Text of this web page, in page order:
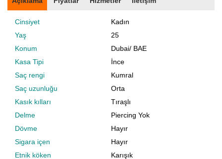
Cinsiyet
Kadın
Yaş
25
Konum
Dubai/ BAE
Kasa Tipi
İnce
Saç rengi
Kumral
Saç uzunluğu
Orta
Kasık kılları
Tıraşlı
Delme
Piercing Yok
Dövme
Hayır
Sigara içen
Hayır
Etnik köken
Karışık